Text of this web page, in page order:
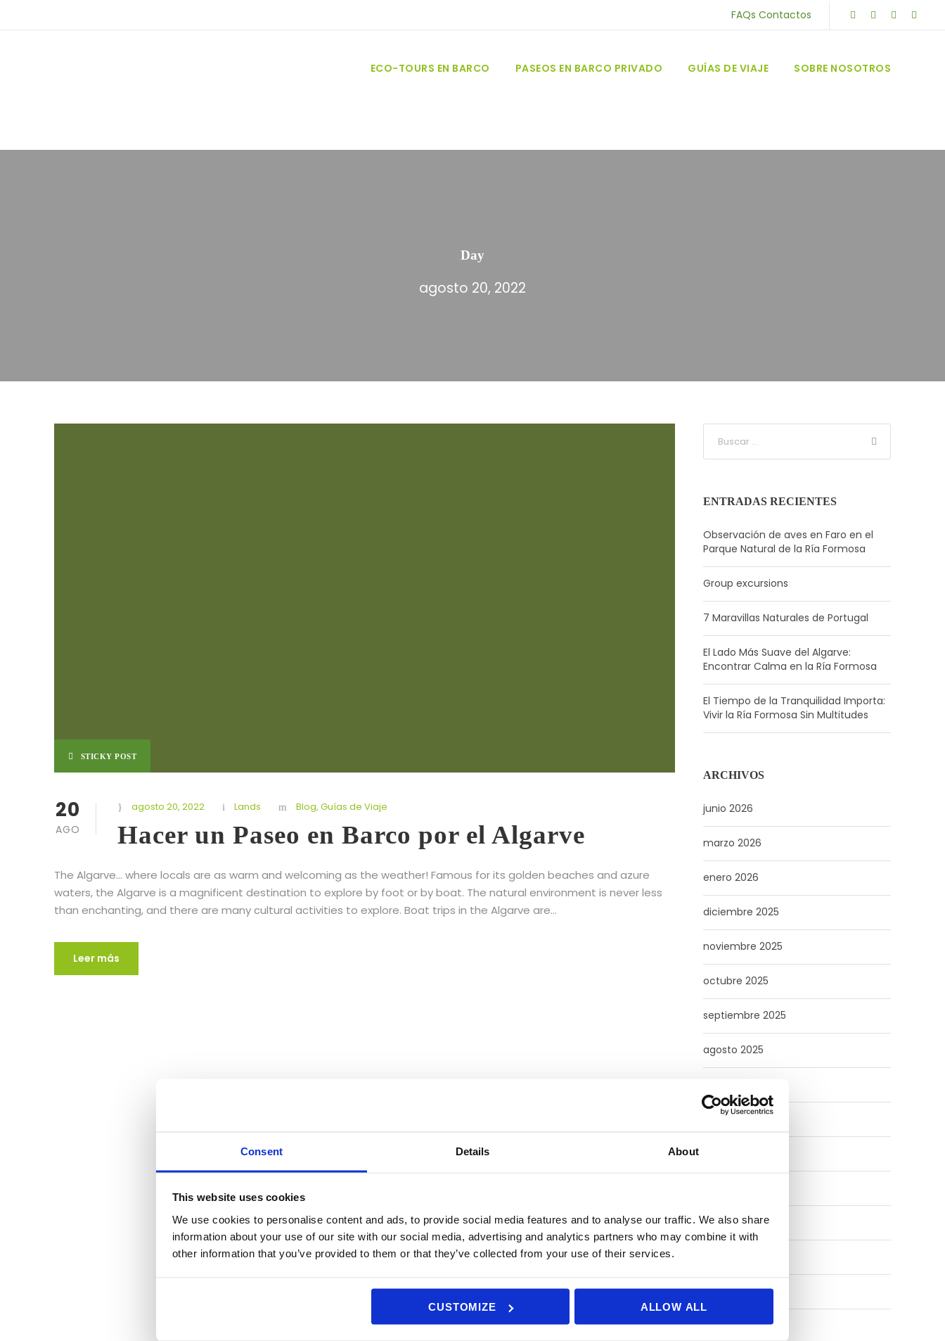
Consent Details About
This website uses cookies
We use cookies to personalise content and ads, to provide social media features and to analyse our traffic. We also share
information about your use of our site with our social media, advertising and analytics partners who may combine it with
other information that you’ve provided to them or that they’ve collected from your use of their services.
CUSTOMIZE ALLOW ALL
FAQs Contactos
ECO-TOURS EN BARCO PASEOS EN BARCO PRIVADO GUÍAS DE VIAJE SOBRE NOSOTROS
Day
agosto 20, 2022
STICKY POST
20
AGO
agosto 20, 2022 Lands Blog, Guías de Viaje
Hacer un Paseo en Barco por el Algarve
The Algarve… where locals are as warm and welcoming as the weather! Famous for its golden beaches and azure
waters, the Algarve is a magnificent destination to explore by foot or by boat. The natural environment is never less
than enchanting, and there are many cultural activities to explore. Boat trips in the Algarve are...
Leer más
ENTRADAS RECIENTES
Observación de aves en Faro en el
Parque Natural de la Ría Formosa
Group excursions
7 Maravillas Naturales de Portugal
El Lado Más Suave del Algarve:
Encontrar Calma en la Ría Formosa
El Tiempo de la Tranquilidad Importa:
Vivir la Ría Formosa Sin Multitudes
ARCHIVOS
junio 2026
marzo 2026
enero 2026
diciembre 2025
noviembre 2025
octubre 2025
septiembre 2025
agosto 2025
junio 2025
agosto 2024
junio 2024
mayo 2024